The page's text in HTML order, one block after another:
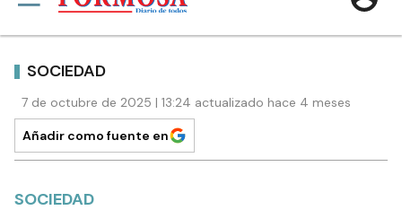
SOCIEDAD
7 de octubre de 2025 | 13:24 actualizado hace 4 meses
Añadir como fuente en
SOCIEDAD